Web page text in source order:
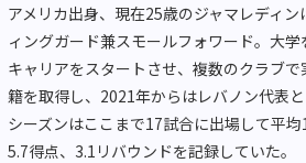
アメリカ出身、現在25歳のジャマレディ
ィングガード兼スモールフォワード。大
キャリアをスタートさせ、複数のクラブ
籍を取得し、2021年からはレバノン代表
シーズンはここまで17試合に出場して平
5.7得点、3.1リバウンドを記録していた。